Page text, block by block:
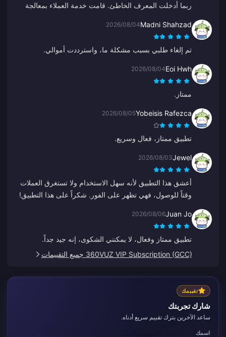
ربما أدخلت المعرف الخاطئ. قامت خدمة العملاء بمعالجة
مشاكل. سأستمر في استخدام الموقع.
Madni Shahzad
2026/08/04
تم إلغاء طلبي بسبب مشكلة ما، واسترددت أموالي.
Eoi Hwh
2026/08/04
ممتاز.
Yobeisis Rafezca
2026/08/05
تطبيق ممتاز، فعال وسريع.
Jewel
2026/08/03
أعشق هذا التطبيق لأنه سهل الاستخدام ولا تستغرق العملات
وقتاً للوصول، فهي تظهر على الفور. شكراً على هذا التطبيق!
Juan Jo
2026/08/06
تطبيق ممتاز وفعال، لا يمكنني الشكوى، إنه جيد جداً.
360VUZ VIP Subscription (GCC) جميع التقييمات
تقييمك
شارك تجربتك
ساعد الآخرين بترك تقييم سريع أدناه.
اسمك